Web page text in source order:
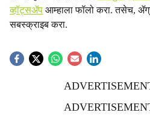
व्हॉट्सॲप आम्हाला फॉलो करा. तसेच,
सबस्क्राइब करा.